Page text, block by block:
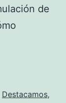
de
Destacamos,